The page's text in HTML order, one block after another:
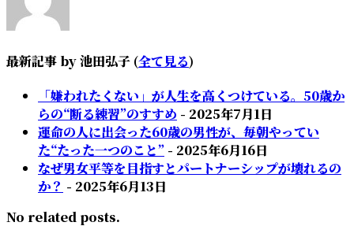
最新記事 by 池田弘子 (全て見る)
「嫌われたくない」が人生を高くつけている。50歳か
らの“断る練習”のすすめ - 2025年7月1日
運命の人に出会った60歳の男性が、毎朝やってい
た“たった一つのこと” - 2025年6月16日
なぜ男女平等を目指すとパートナーシップが壊れるの
か？ - 2025年6月13日
No related posts.